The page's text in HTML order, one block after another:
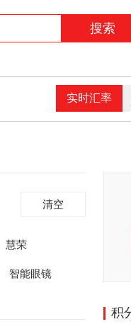
搜索
实时汇率
清空
慧荣
智能眼镜
积